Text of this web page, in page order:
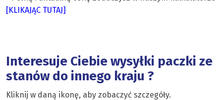
[KLIKAJĄC TUTAJ]
Interesuje Ciebie wysyłki paczki ze
stanów do innego kraju ?
Kliknij w daną ikonę, aby zobaczyć szczegóły.